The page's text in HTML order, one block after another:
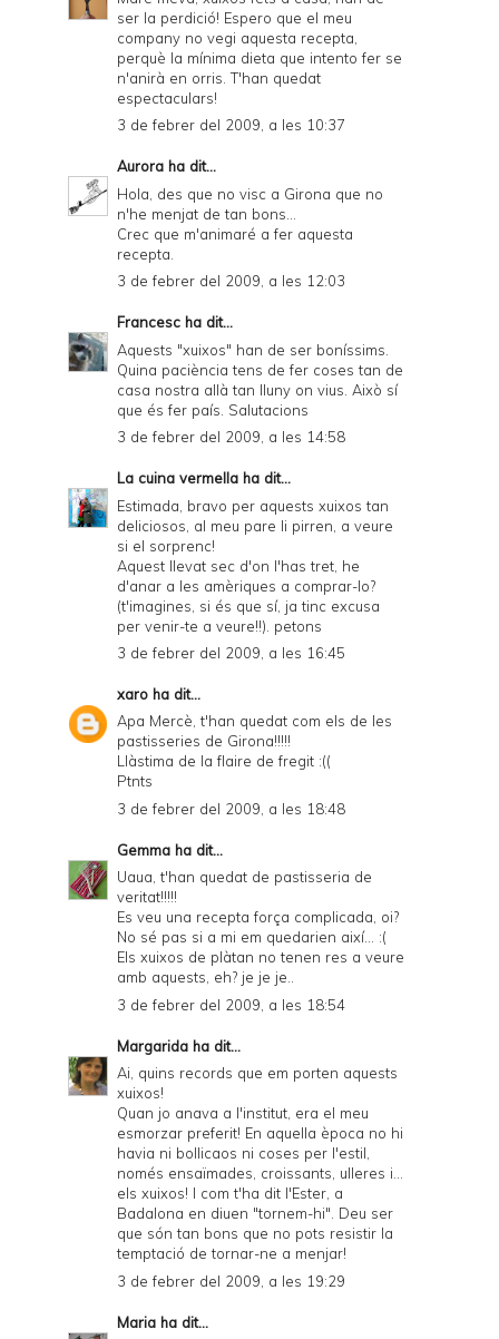
ser la perdició! Espero que el meu
company no vegi aquesta recepta,
perquè la mínima dieta que intento fer se
n'anirà en orris. T'han quedat
espectaculars!
3 de febrer del 2009, a les 10:37
Aurora ha dit...
Hola, des que no visc a Girona que no
n'he menjat de tan bons...
Crec que m'animaré a fer aquesta
recepta.
3 de febrer del 2009, a les 12:03
Francesc ha dit...
Aquests "xuixos" han de ser boníssims.
Quina paciència tens de fer coses tan de
casa nostra allà tan lluny on vius. Això sí
que és fer país. Salutacions
3 de febrer del 2009, a les 14:58
La cuina vermella ha dit...
Estimada, bravo per aquests xuixos tan
deliciosos, al meu pare li pirren, a veure
si el sorprenc!
Aquest llevat sec d'on l'has tret, he
d'anar a les amèriques a comprar-lo?
(t'imagines, si és que sí, ja tinc excusa
per venir-te a veure!!). petons
3 de febrer del 2009, a les 16:45
xaro ha dit...
Apa Mercè, t'han quedat com els de les
pastisseries de Girona!!!!!
Llàstima de la flaire de fregit :((
Ptnts
3 de febrer del 2009, a les 18:48
Gemma ha dit...
Uaua, t'han quedat de pastisseria de
veritat!!!!!
Es veu una recepta força complicada, oi?
No sé pas si a mi em quedarien així... :(
Els xuixos de plàtan no tenen res a veure
amb aquests, eh? je je je..
3 de febrer del 2009, a les 18:54
Margarida ha dit...
Ai, quins records que em porten aquests
xuixos!
Quan jo anava a l'institut, era el meu
esmorzar preferit! En aquella època no hi
havia ni bollicaos ni coses per l'estil,
només ensaïmades, croissants, ulleres i...
els xuixos! I com t'ha dit l'Ester, a
Badalona en diuen "tornem-hi". Deu ser
que són tan bons que no pots resistir la
temptació de tornar-ne a menjar!
3 de febrer del 2009, a les 19:29
Maria ha dit...